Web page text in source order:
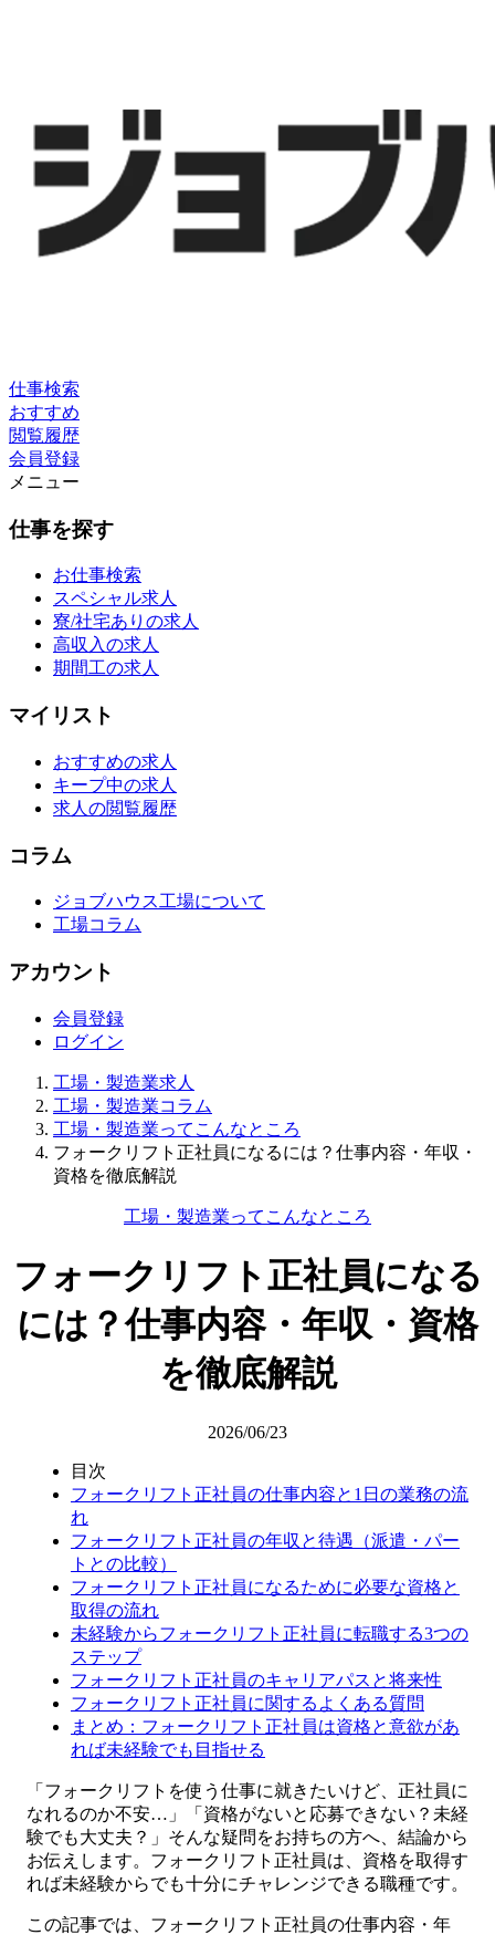
仕事検索
おすすめ
閲覧履歴
会員登録
メニュー
仕事を探す
お仕事検索
スペシャル求人
寮/社宅ありの求人
高収入の求人
期間工の求人
マイリスト
おすすめの求人
キープ中の求人
求人の閲覧履歴
コラム
ジョブハウス工場について
工場コラム
アカウント
会員登録
ログイン
工場・製造業求人
工場・製造業コラム
工場・製造業ってこんなところ
フォークリフト正社員になるには？仕事内容・年収・
資格を徹底解説
工場・製造業ってこんなところ
フォークリフト正社員になる
には？仕事内容・年収・資格
を徹底解説
2026/06/23
目次
フォークリフト正社員の仕事内容と1日の業務の流
れ
フォークリフト正社員の年収と待遇（派遣・パー
トとの比較）
フォークリフト正社員になるために必要な資格と
取得の流れ
未経験からフォークリフト正社員に転職する3つの
ステップ
フォークリフト正社員のキャリアパスと将来性
フォークリフト正社員に関するよくある質問
まとめ：フォークリフト正社員は資格と意欲があ
れば未経験でも目指せる
「フォークリフトを使う仕事に就きたいけど、正社員に
なれるのか不安…」「資格がないと応募できない？未経
験でも大丈夫？」そんな疑問をお持ちの方へ、結論から
お伝えします。フォークリフト正社員は、資格を取得す
れば未経験からでも十分にチャレンジできる職種です。
この記事では、フォークリフト正社員の仕事内容・年